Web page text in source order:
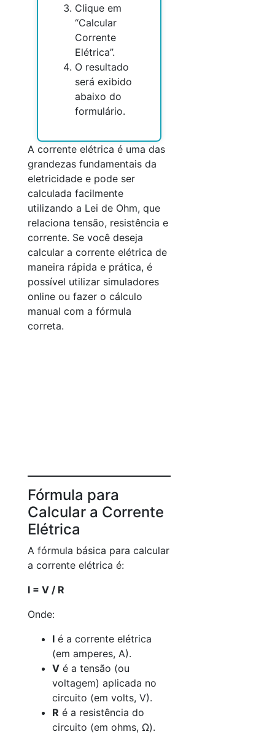
Clique em
“Calcular
Corrente
Elétrica”.
O resultado
será exibido
abaixo do
formulário.
A corrente elétrica é uma das
grandezas fundamentais da
eletricidade e pode ser
calculada facilmente
utilizando a Lei de Ohm, que
relaciona tensão, resistência e
corrente. Se você deseja
calcular a corrente elétrica de
maneira rápida e prática, é
possível utilizar simuladores
online ou fazer o cálculo
manual com a fórmula
correta.
Fórmula para
Calcular a Corrente
Elétrica
A fórmula básica para calcular
a corrente elétrica é:
I = V / R
Onde:
I é a corrente elétrica
(em amperes, A).
V é a tensão (ou
voltagem) aplicada no
circuito (em volts, V).
R é a resistência do
circuito (em ohms, Ω).